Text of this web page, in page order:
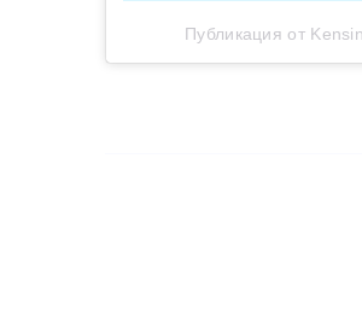
Публикация от